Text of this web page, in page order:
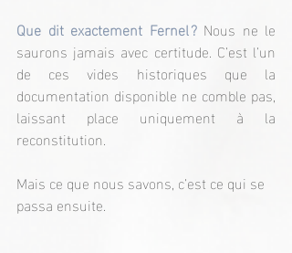
Que dit exactement Fernel ? Nous ne le
saurons jamais avec certitude. C’est l’un
de ces vides historiques que la
documentation disponible ne comble pas,
laissant place uniquement à la
reconstitution.
Mais ce que nous savons, c’est ce qui se
passa ensuite.